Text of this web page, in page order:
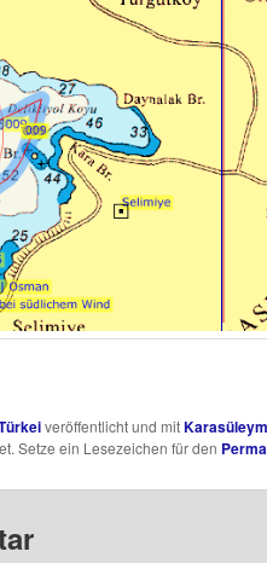
veröffentlicht und mit
Setze ein Lesezeichen für den